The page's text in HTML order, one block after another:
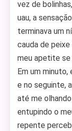
vez de
uau, a
terminava um
cauda de
meu apetite se
Em um minuto,
e no seguinte,
até me
entupindo o
repente